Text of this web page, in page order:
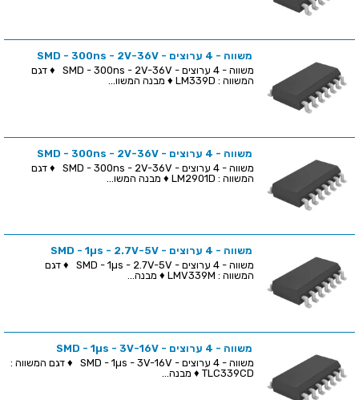
משווה - 4 ערוצים - SMD - 300ns - 2V-36V
משווה - 4 ערוצים - SMD - 300ns - 2V-36V ♦ דגם
המשווה : LM339D ♦ מבנה המשוו...
משווה - 4 ערוצים - SMD - 300ns - 2V-36V
משווה - 4 ערוצים - SMD - 300ns - 2V-36V ♦ דגם
המשווה : LM2901D ♦ מבנה המשו...
משווה - 4 ערוצים - SMD - 1µs - 2.7V-5V
משווה - 4 ערוצים - SMD - 1µs - 2.7V-5V ♦ דגם
המשווה : LMV339M ♦ מבנה...
משווה - 4 ערוצים - SMD - 1µs - 3V-16V
משווה - 4 ערוצים - SMD - 1µs - 3V-16V ♦ דגם המשווה :
TLC339CD ♦ מבנה...